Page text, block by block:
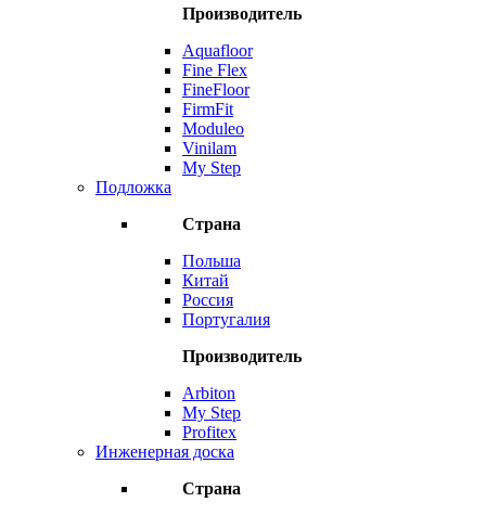
Производитель
Aquafloor
Fine Flex
FineFloor
FirmFit
Moduleo
Vinilam
My Step
Подложка
Страна
Польша
Китай
Россия
Португалия
Производитель
Arbiton
My Step
Profitex
Инженерная доска
Страна